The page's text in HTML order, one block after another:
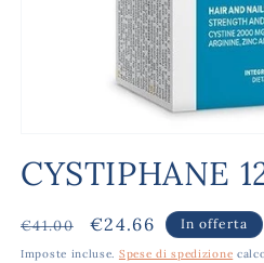
multimediali
1
finestra
CYSTIPHANE
Prezzo
di
€41.00
Prezzo
scontato
€24.66 In offerta
Imposte incluse. Spese di spedizione